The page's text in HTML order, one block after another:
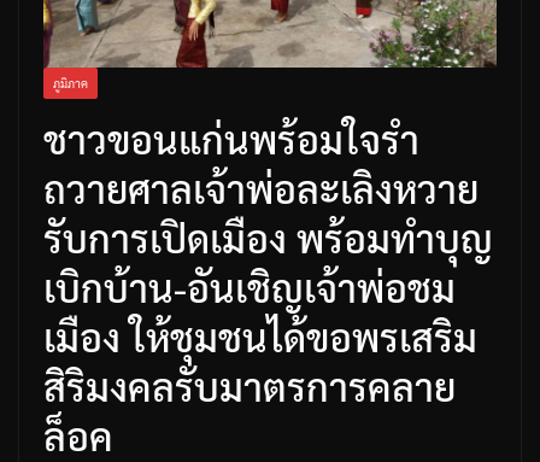
ภูมิภาค
ชาวขอนแก่นพร้อมใจรำ
ถวายศาลเจ้าพ่อละเลิงหวาย
รับการเปิดเมือง พร้อมทำบุญ
เบิกบ้าน-อันเชิญเจ้าพ่อชม
เมือง ให้ชุมชนได้ขอพรเสริม
สิริมงคลรับมาตรการคลาย
ล็อค